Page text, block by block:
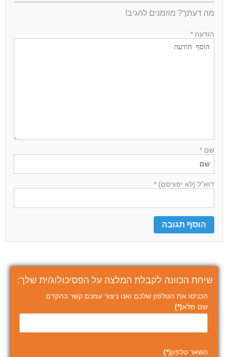
מה דעתך? מוזמנים להגיב!
הודעה *
שם *
דוא"ל (לא יפורסם) *
שיחת הכוונה לקבלת המלצה על הפסיכולוג/ית שלך:
הכניסו את הטלפון שלכם ואנו ניצור עמכם קשר בהקדם
שם מלא(*)
השאר טלפון(*)